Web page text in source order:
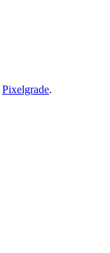
Pixelgrade.